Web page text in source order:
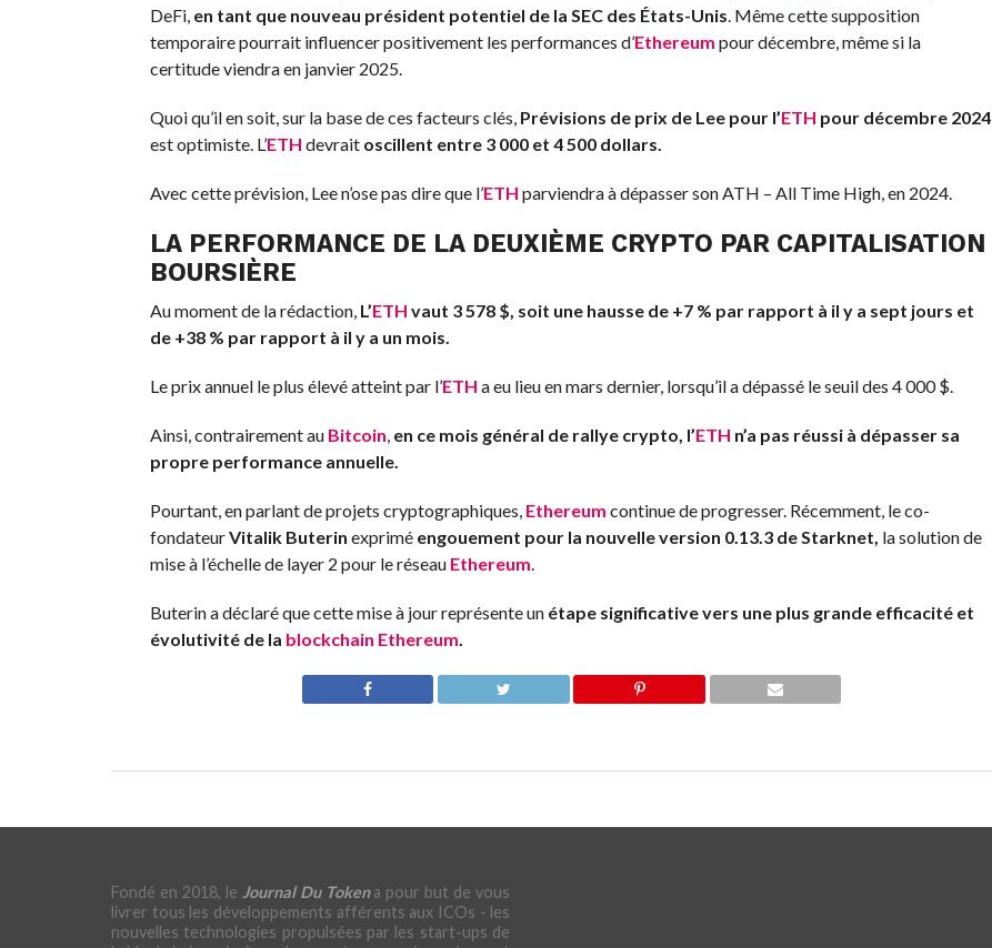
DeFi, en tant que nouveau président potentiel de la SEC des États-Unis. Même cette supposition
temporaire pourrait influencer positivement les performances d’Ethereum pour décembre, même si la
certitude viendra en janvier 2025.
Quoi qu’il en soit, sur la base de ces facteurs clés, Prévisions de prix de Lee pour l’ETH pour décembre 2024
est optimiste. L’ETH devrait oscillent entre 3 000 et 4 500 dollars.
Avec cette prévision, Lee n’ose pas dire que l’ETH parviendra à dépasser son ATH – All Time High, en 2024.
LA PERFORMANCE DE LA DEUXIÈME CRYPTO PAR CAPITALISATION
BOURSIÈRE
Au moment de la rédaction, L’ETH vaut 3 578 $, soit une hausse de +7 % par rapport à il y a sept jours et
de +38 % par rapport à il y a un mois.
Le prix annuel le plus élevé atteint par l’ETH a eu lieu en mars dernier, lorsqu’il a dépassé le seuil des 4 000 $.
Ainsi, contrairement au Bitcoin, en ce mois général de rallye crypto, l’ETH n’a pas réussi à dépasser sa
propre performance annuelle.
Pourtant, en parlant de projets cryptographiques, Ethereum continue de progresser. Récemment, le co-
fondateurVitalik Buterin exprimé engouement pour la nouvelle version 0.13.3 de Starknet, la solution de
mise à l’échelle de layer 2 pour le réseau Ethereum.
Buterin a déclaré que cette mise à jour représente un étape significative vers une plus grande efficacité et
évolutivité de la blockchain Ethereum.
Fondé en 2018, le Journal Du Tokena pour but de vous
livrer tous les développements afférents aux ICOs - les
nouvelles technologies propulsées par les start-ups de